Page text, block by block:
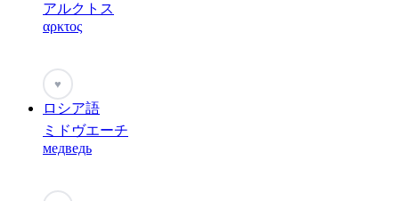
アルクトス
αρκτος
♥
ロシア語
ミドヴエーチ
медведь